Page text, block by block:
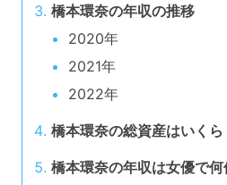
橋本環奈の年収の推移
2020年
2021年
2022年
橋本環奈の総資産はいくら
橋本環奈の年収は女優で何